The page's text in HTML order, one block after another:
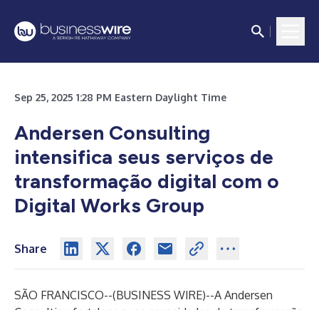
Sep 25, 2025 1:28 PM Eastern Daylight Time
Andersen Consulting
intensifica seus serviços de
transformação digital com o
Digital Works Group
Share
SÃO FRANCISCO--(BUSINESS WIRE)--A Andersen